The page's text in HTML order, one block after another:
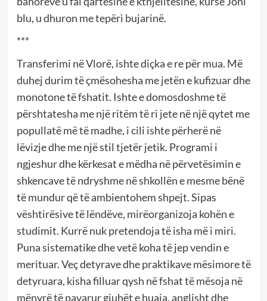
blu, u dhuron me tepërì bujarinë.
***
Transferimi në Vlorë, ishte diçka e re për mua. Më
duhej durim të çmësohesha me jetën e kufizuar dhe
monotone të fshatit. Ishte e domosdoshme të
përshtatesha me një ritëm të ri jete në një qytet me
popullatë më të madhe, i cili ishte përherë në
lëvizje dhe me një stil tjetër jetik. Programi i
ngjeshur dhe kërkesat e mëdha në përvetësimin e
shkencave të ndryshme në shkollën e mesme bënë
të mundur që të ambientohem shpejt. Sipas
vështirësive të lëndëve, mirëorganizoja kohën e
studimit. Kurrë nuk pretendoja të isha më i miri.
Puna sistematike dhe vetë koha të jep vendin e
merituar. Veç detyrave dhe praktikave mësimore të
detyruara, kisha filluar qysh në fshat të mësoja në
mënyrë të pavarur gjuhët e huaja, anglisht dhe